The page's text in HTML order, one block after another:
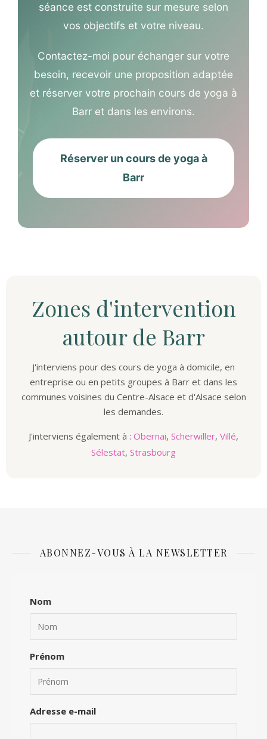
séance est construite sur mesure selon
vos objectifs et votre niveau.
Contactez-moi pour échanger sur votre
besoin, recevoir une proposition adaptée
et réserver votre prochain cours de yoga à
Barr et dans les environs.
Réserver un cours de yoga à
Barr
Zones d'intervention
autour de Barr
J'interviens pour des cours de yoga à domicile, en
entreprise ou en petits groupes à Barr et dans les
communes voisines du Centre-Alsace et d'Alsace selon
les demandes.
J'interviens également à : Obernai, Scherwiller, Villé,
Sélestat, Strasbourg
ABONNEZ-VOUS À LA NEWSLETTER
Nom
Prénom
Adresse e-mail